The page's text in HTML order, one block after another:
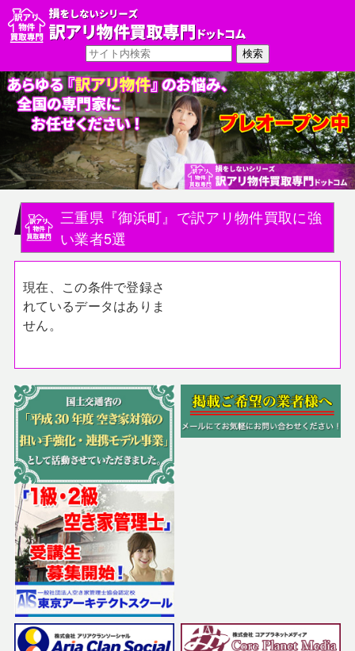
三重県『御浜町』で訳アリ物件買取に強
い業者5選
現在、この条件で登録さ
れているデータはありま
せん。